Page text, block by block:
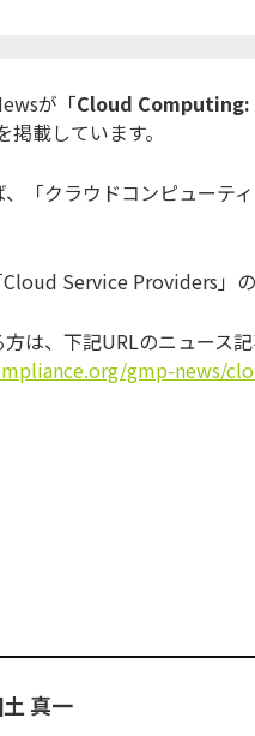
が「Cloud
掲載しています。
「クラウドコンピューテ
Service Providers」の
は、下記URLのニュース記
gmp-news/
真一